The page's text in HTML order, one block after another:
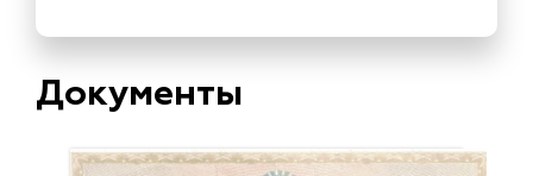
Документы